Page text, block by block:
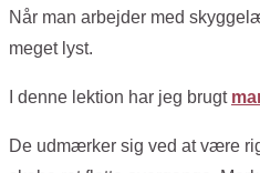
Når man arbejder med
meget lyst.
I denne lektion har jeg brugt
De udmærker sig ved at være